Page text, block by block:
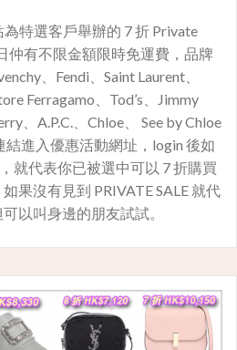
特選客戶舉辦的 7 折 Private
仲有不限金額限時免運費，品牌
、Fendi、Saint Laurent、
Ferragamo、Tod’s、Jimmy
、A.P.C.、Chloe、 See by Chloe
結進入優惠活動網址，login 後如
就代表你已被選中可以 7 折購買
果沒有見到 PRIVATE SALE 就代
以叫身邊的朋友試試。